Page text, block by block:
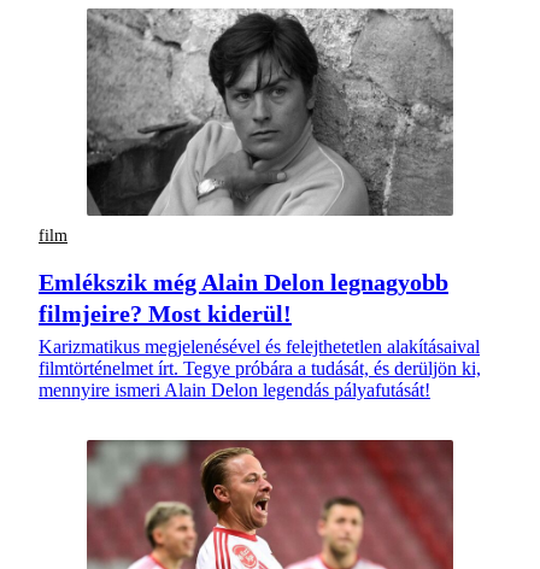
film
Emlékszik még Alain Delon legnagyobb
filmjeire? Most kiderül!
Karizmatikus megjelenésével és felejthetetlen alakításaival
filmtörténelmet írt. Tegye próbára a tudását, és derüljön ki,
mennyire ismeri Alain Delon legendás pályafutását!